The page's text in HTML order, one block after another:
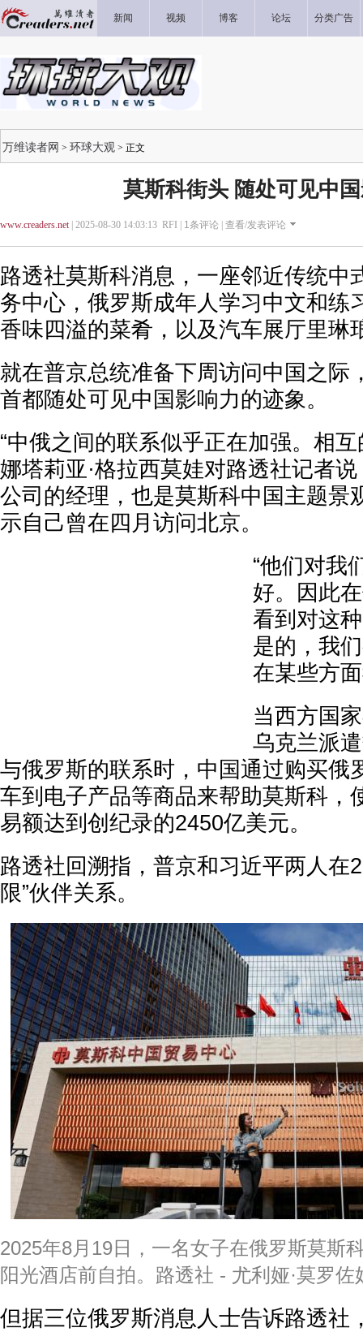
新闻 视频 博客 论坛 分类广告
万维读者网 > 环球大观 > 正文
莫斯科街头 随处可见中
www.creaders.net| 2025-08-30 14:03:13 RFI | 1条评论 | 查看/发表评论
路透社莫斯科消息，一座邻近传统中
务中心，俄罗斯成年人学习中文和练
香味四溢的菜肴，以及汽车展厅里琳
就在普京总统准备下周访问中国之际
首都随处可见中国影响力的迹象。
“中俄之间的联系似乎正在加强。相
娜塔莉亚·格拉西莫娃对路透社记者
公司的经理，也是莫斯科中国主题景
示自己曾在四月访问北京。
“他们对我
好。因此
看到对这
是的，我
在某些方
当西方国
乌克兰派
与俄罗斯的联系时，中国通过购买俄
车到电子产品等商品来帮助莫斯科，
易额达到创纪录的2450亿美元。
路透社回溯指，普京和习近平两人在
限”伙伴关系。
2025年8月19日，一名女子在俄罗斯莫斯
阳光酒店前自拍。路透社 - 尤利娅·莫罗佐
但据三位俄罗斯消息人士告诉路透社